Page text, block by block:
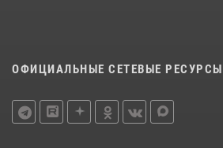
ОФИЦИАЛЬНЫЕ СЕТЕВЫЕ РЕСУРСЫ